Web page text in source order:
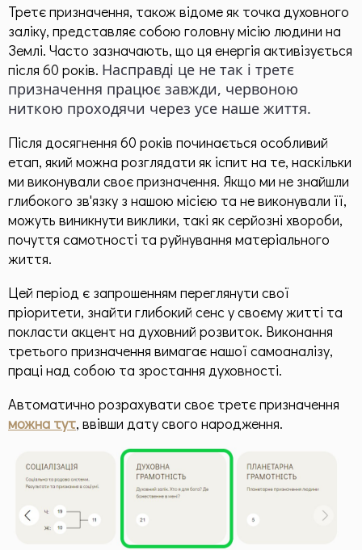
Третє призначення, також відоме як точка духовного
заліку, представляє собою головну місію людини на
Землі. Часто зазначають, що ця енергія активізується
після 60 років. Насправді це не так і третє
призначення працює завжди, червоною
ниткою проходячи через усе наше життя.
Після досягнення 60 років починається особливий
етап, який можна розглядати як іспит на те, наскільки
ми виконували своє призначення. Якщо ми не знайшли
глибокого зв'язку з нашою місією та не виконували її,
можуть виникнути виклики, такі як серйозні хвороби,
почуття самотності та руйнування матеріального
життя.
Цей період є запрошенням переглянути свої
пріоритети, знайти глибокий сенс у своєму житті та
покласти акцент на духовний розвиток. Виконання
третього призначення вимагає нашої самоаналізу,
праці над собою та зростання духовності.
Автоматично розрахувати своє третє призначення
можна тут, ввівши дату свого народження.